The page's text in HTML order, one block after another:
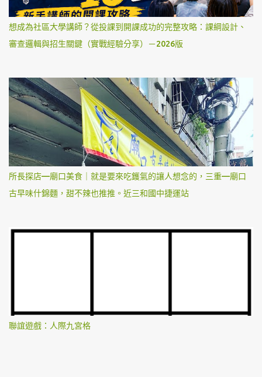
想成為社區大學講師？從投課到開課成功的完整攻略：課綱設計、
審查邏輯與招生關鍵（實戰經驗分享）－2026版
所長探店—廟口美食｜就是要來吃鑊氣的讓人想念的，三重—廟口
古早味什錦麵，甜不辣也推推。近三和國中捷運站
聯誼遊戲：人際九宮格